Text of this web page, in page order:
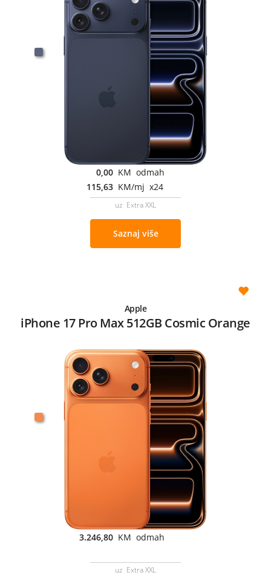
0,00 KM odmah
115,63 KM/mj x24
uz Extra XXL
Saznaj više
Apple
iPhone 17 Pro Max 512GB Cosmic Orange
3.246,80 KM odmah
uz Extra XXL